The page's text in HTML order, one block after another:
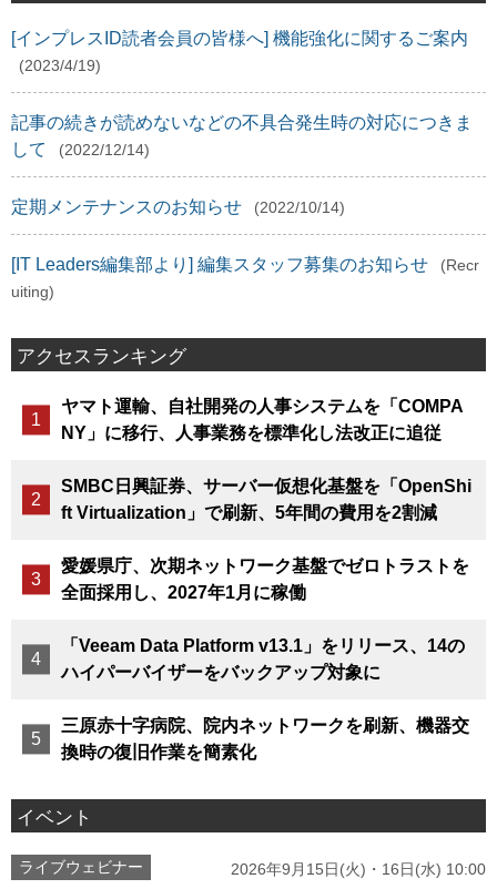
[インプレスID読者会員の皆様へ] 機能強化に関するご案内
(2023/4/19)
記事の続きが読めないなどの不具合発生時の対応につきま
して
(2022/12/14)
定期メンテナンスのお知らせ (2022/10/14)
[IT Leaders編集部より] 編集スタッフ募集のお知らせ
(Recr
uiting)
アクセスランキング
ヤマト運輸、自社開発の人事システムを「COMPA
NY」に移行、人事業務を標準化し法改正に追従
SMBC日興証券、サーバー仮想化基盤を「OpenShi
ft Virtualization」で刷新、5年間の費用を2割減
愛媛県庁、次期ネットワーク基盤でゼロトラストを
全面採用し、2027年1月に稼働
「Veeam Data Platform v13.1」をリリース、14の
ハイパーバイザーをバックアップ対象に
三原赤十字病院、院内ネットワークを刷新、機器交
換時の復旧作業を簡素化
イベント
ライブウェビナー 2026年9月15日(火)・16日(水) 10:00